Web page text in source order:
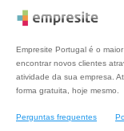
Empresite Portugal é o
encontrar novos clientes
atividade da sua empresa.
forma gratuita, hoje mesmo.
Perguntas frequentes